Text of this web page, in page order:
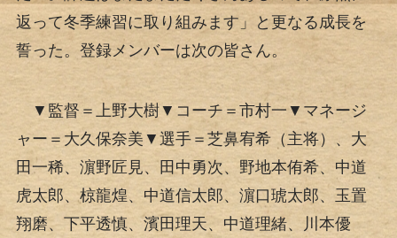
返って冬季練習に取り組みます」と更なる成長を
誓った。登録メンバーは次の皆さん。
▼監督＝上野大樹▼コーチ＝市村一▼マネージ
ャー＝大久保奈美▼選手＝芝鼻宥希（主将）、大
田一稀、濵野匠見、田中勇次、野地本侑希、中道
虎太郎、椋龍煌、中道信太郎、濵口琥太郎、玉置
翔磨、下平透慎、濱田理天、中道理緒、川本優